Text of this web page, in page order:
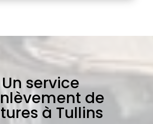
Un service
de
à Tullins